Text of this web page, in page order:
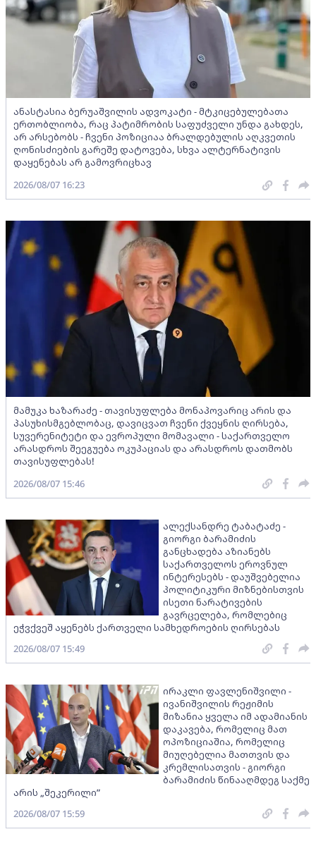
ანასტასია ბერუაშვილის ადვოკატი - მტკიცებულებათა
ერთობლიობა, რაც პატიმრობის საფუძველი უნდა გახდეს,
არ არსებობს - ჩვენი პოზიციაა ბრალდებულის აღკვეთის
ღონისძიების გარეშე დატოვება, სხვა ალტერნატივის
დაყენებას არ გამოვრიცხავ
2026/08/07 16:23
მამუკა ხაზარაძე - თავისუფლება მონაპოვარიც არის და
პასუხისმგებლობაც, დავიცვათ ჩვენი ქვეყნის ღირსება,
სუვერენიტეტი და ევროპული მომავალი - საქართველო
არასდროს შეეგუება ოკუპაციას და არასდროს დათმობს
თავისუფლებას!
2026/08/07 15:46
ალექსანდრე ტაბატაძე -
გიორგი ბარამიძის
განცხადება აზიანებს
საქართველოს ეროვნულ
ინტერესებს - დაუშვებელია
პოლიტიკური მიზნებისთვის
ისეთი ნარატივების
გავრცელება, რომლებიც
ეჭვქვეშ აყენებს ქართველი სამხედროების ღირსებას
2026/08/07 15:49
ირაკლი ფავლენიშვილი -
ივანიშვილის რეჟიმის
მიზანია ყველა იმ ადამიანის
დაკავება, რომელიც მათ
ოპოზიციაშია, რომელიც
მიუღებელია მათთვის და
კრემლისათვის - გიორგი
ბარამიძის წინააღმდეგ საქმე
არის „შეკერილი”
2026/08/07 15:59